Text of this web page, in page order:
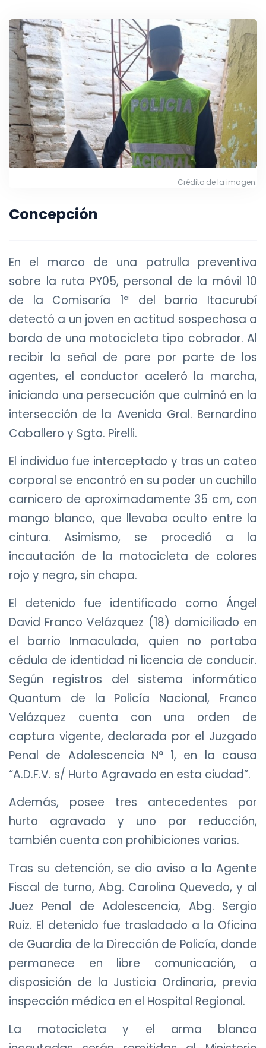
Crédito de la imagen:
Concepción
En el marco de una patrulla preventiva
sobre la ruta PY05, personal de la móvil 10
de la Comisaría 1ª del barrio Itacurubí
detectó a un joven en actitud sospechosa a
bordo de una motocicleta tipo cobrador. Al
recibir la señal de pare por parte de los
agentes, el conductor aceleró la marcha,
iniciando una persecución que culminó en la
intersección de la Avenida Gral. Bernardino
Caballero y Sgto. Pirelli.
El individuo fue interceptado y tras un cateo
corporal se encontró en su poder un cuchillo
carnicero de aproximadamente 35 cm, con
mango blanco, que llevaba oculto entre la
cintura. Asimismo, se procedió a la
incautación de la motocicleta de colores
rojo y negro, sin chapa.
El detenido fue identificado como Ángel
David Franco Velázquez (18) domiciliado en
el barrio Inmaculada, quien no portaba
cédula de identidad ni licencia de conducir.
Según registros del sistema informático
Quantum de la Policía Nacional, Franco
Velázquez cuenta con una orden de
captura vigente, declarada por el Juzgado
Penal de Adolescencia N° 1, en la causa
“A.D.F.V. s/ Hurto Agravado en esta ciudad”.
Además, posee tres antecedentes por
hurto agravado y uno por reducción,
también cuenta con prohibiciones varias.
Tras su detención, se dio aviso a la Agente
Fiscal de turno, Abg. Carolina Quevedo, y al
Juez Penal de Adolescencia, Abg. Sergio
Ruiz. El detenido fue trasladado a la Oficina
de Guardia de la Dirección de Policía, donde
permanece en libre comunicación, a
disposición de la Justicia Ordinaria, previa
inspección médica en el Hospital Regional.
La motocicleta y el arma blanca